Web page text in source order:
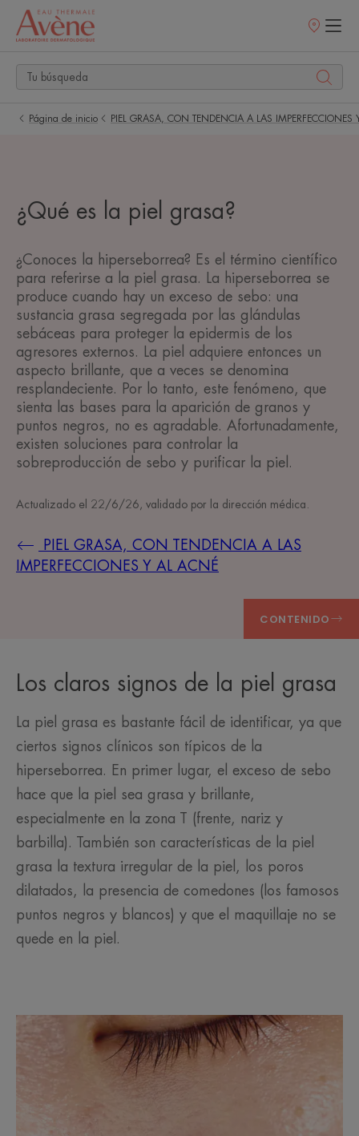
Puntos
Página de inicio PIEL GRASA, CON TENDENCIA A LAS IMPERFECCIONES
¿Qué es la piel grasa?
¿Conoces la hiperseborrea? Es el término científico
para referirse a la piel grasa. La hiperseborrea se
produce cuando hay un exceso de sebo: una
sustancia grasa segregada por las glándulas
sebáceas para proteger la epidermis de los
agresores externos. La piel adquiere entonces un
aspecto brillante, que a veces se denomina
resplandeciente. Por lo tanto, este fenómeno, que
sienta las bases para la aparición de granos y
puntos negros, no es agradable. Afortunadamente,
existen soluciones para controlar la
sobreproducción de sebo y purificar la piel.
Actualizado el 22/6/26 , validado por la dirección médica
PIEL GRASA, CON TENDENCIA A LAS
IMPERFECCIONES Y AL ACNÉ
CONTENIDO
Los claros signos de la piel grasa
La piel grasa es bastante fácil de identificar, ya que
ciertos signos clínicos son típicos de la
hiperseborrea. En primer lugar, el exceso de sebo
hace que la piel sea grasa y brillante,
especialmente en la zona T (frente, nariz y
barbilla). También son características de la piel
grasa la textura irregular de la piel, los poros
dilatados, la presencia de comedones (los famosos
puntos negros y blancos) y que el maquillaje no se
quede en la piel.